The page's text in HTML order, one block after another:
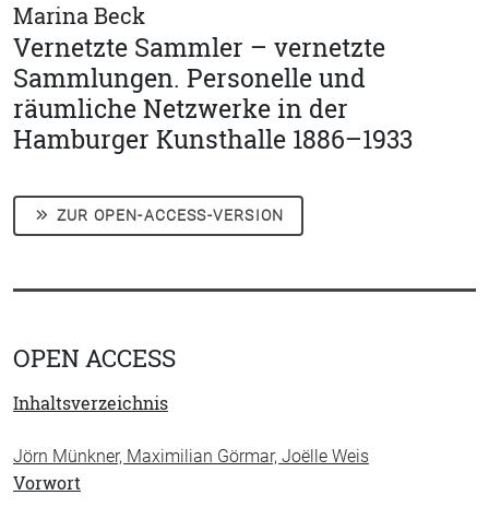
Marina Beck
Vernetzte Sammler – vernetzte
Sammlungen. Personelle und
räumliche Netzwerke in der
Hamburger Kunsthalle 1886–1933
ZUR OPEN-ACCESS-VERSION
OPEN ACCESS
Inhaltsverzeichnis
Jörn Münkner, Maximilian Görmar, Joëlle Weis
Vorwort